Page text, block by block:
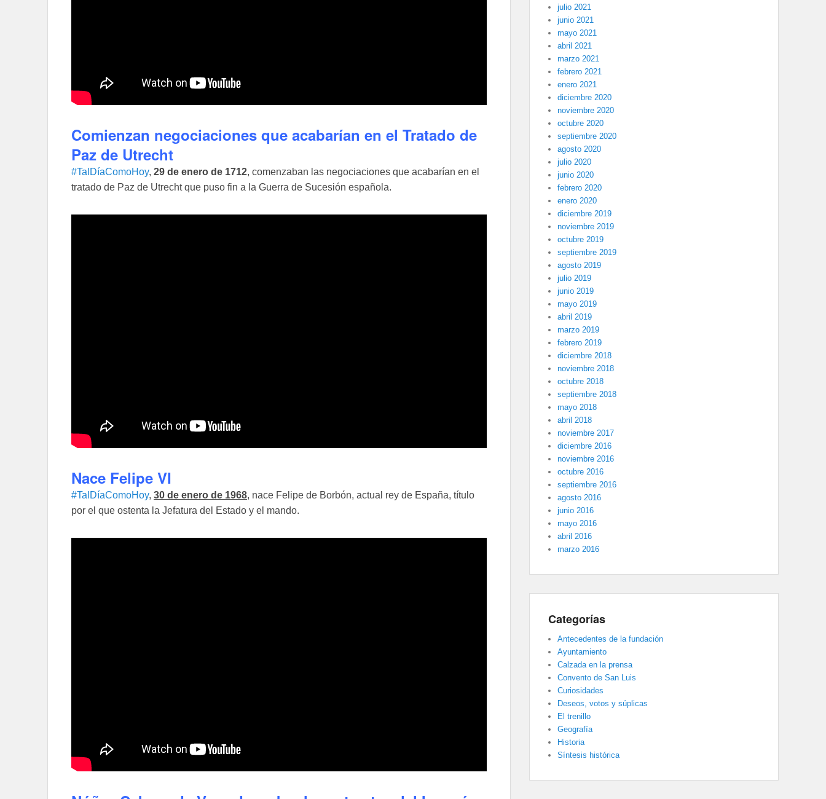
Comienzan negociaciones que acabarían en el Tratado de
Paz de Utrecht
#TalDíaComoHoy, 29 de enero de 1712, comenzaban las negociaciones que acabarían en el
tratado de Paz de Utrecht que puso fin a la Guerra de Sucesión española.
Nace Felipe VI
#TalDíaComoHoy, 30 de enero de 1968, nace Felipe de Borbón, actual rey de España, título
por el que ostenta la Jefatura del Estado y el mando.
julio 2021
junio 2021
mayo 2021
abril 2021
marzo 2021
febrero 2021
enero 2021
diciembre 2020
noviembre 2020
octubre 2020
septiembre 2020
agosto 2020
julio 2020
junio 2020
febrero 2020
enero 2020
diciembre 2019
noviembre 2019
octubre 2019
septiembre 2019
agosto 2019
julio 2019
junio 2019
mayo 2019
abril 2019
marzo 2019
febrero 2019
diciembre 2018
noviembre 2018
octubre 2018
septiembre 2018
mayo 2018
abril 2018
noviembre 2017
diciembre 2016
noviembre 2016
octubre 2016
septiembre 2016
agosto 2016
junio 2016
mayo 2016
abril 2016
marzo 2016
Categorías
Antecedentes de la fundación
Ayuntamiento
Calzada en la prensa
Convento de San Luis
Curiosidades
Deseos, votos y súplicas
El trenillo
Geografía
Historia
Síntesis histórica